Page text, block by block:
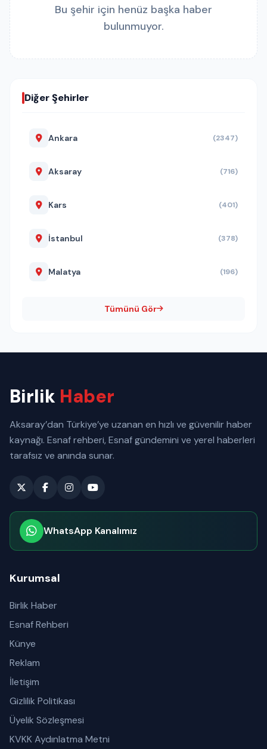
Bu şehir için henüz başka haber
bulunmuyor.
Diğer Şehirler
Ankara (2347)
Aksaray (716)
Kars (401)
İstanbul (378)
Malatya (196)
Tümünü Gör
Birlik Haber
Aksaray’dan Türkiye’ye uzanan en hızlı ve güvenilir haber
kaynağı. Esnaf rehberi, Esnaf gündemini ve yerel haberleri
tarafsız ve anında sunar.
WhatsApp Kanalımız
Kurumsal
Birlik Haber
Esnaf Rehberi
Künye
Reklam
İletişim
Gizlilik Politikası
Üyelik Sözleşmesi
KVKK Aydınlatma Metni